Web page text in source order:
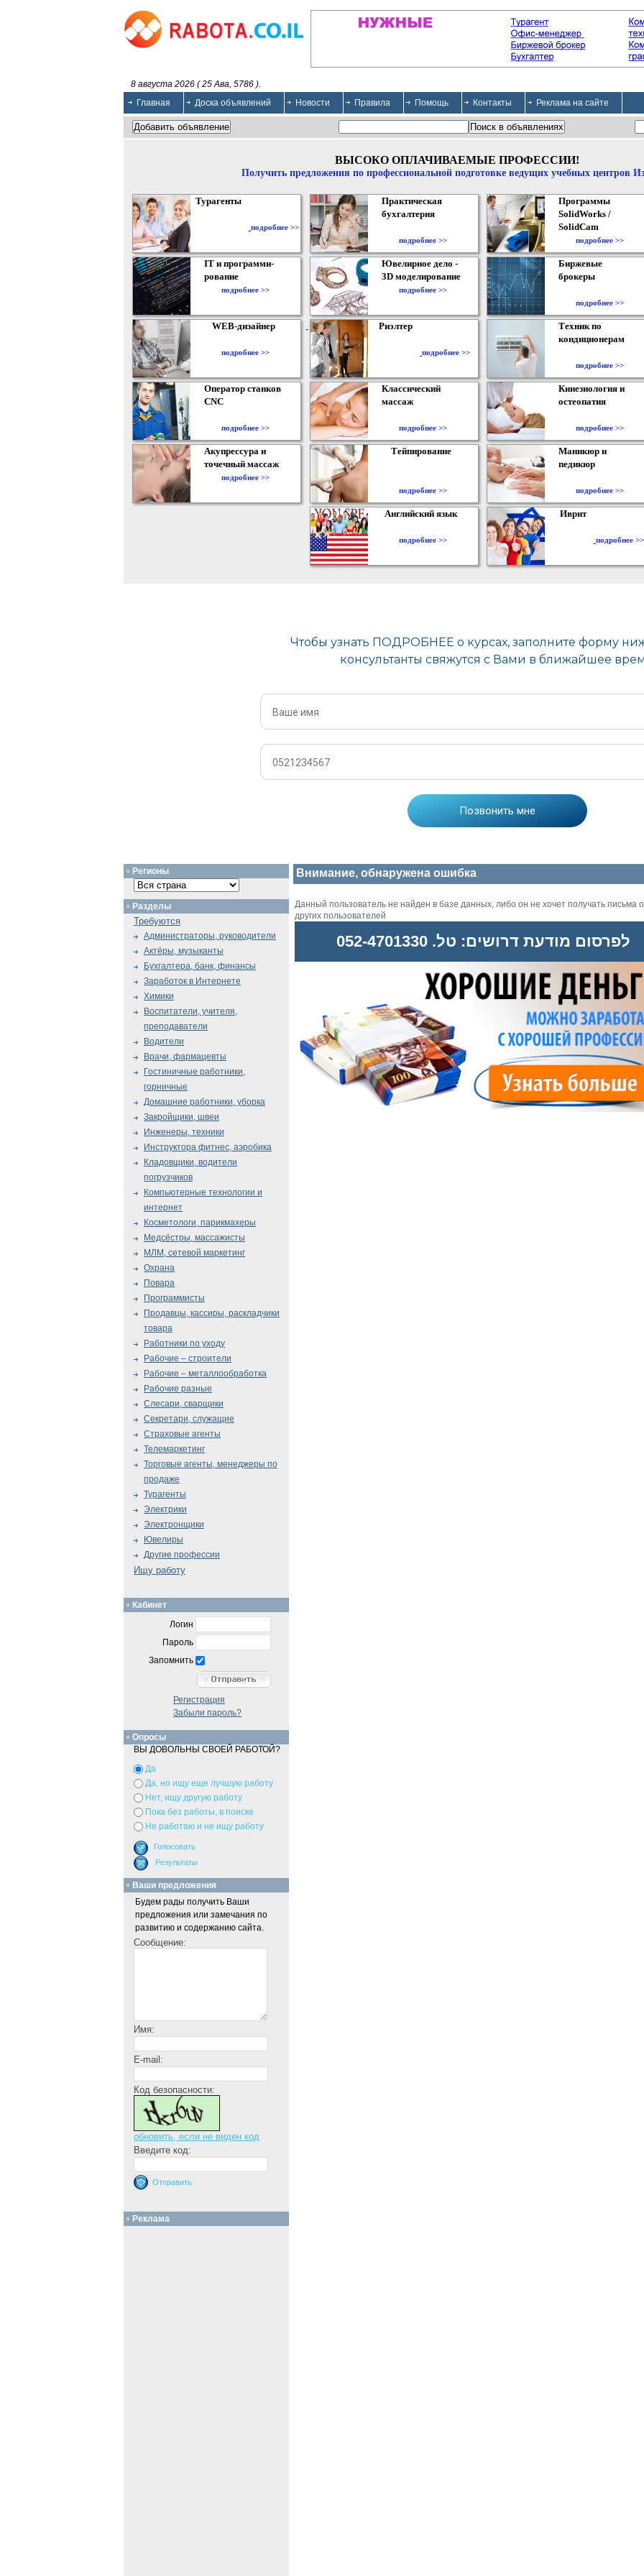
8 августа 2026 ( 25 Ава, 5786 ).
Главная
Доска объявлений Новости Правила Помощь Контакты Реклама на сайте
ВЫСОКО ОПЛАЧИВАЕМЫЕ ПРОФЕССИИ!
Получить предложения по профессиональной подготовке ведущих учебных центров
Турагенты
подробнее >>
Практическая
бухгалтерия
подробнее >>
Программы
SolidWorks /
SolidCam
подробнее >>
IT и программи-
рование
подробнее >>
Ювелирное дело -
3D моделирование
подробнее >>
Биржевые
брокеры
подробнее >>
WEB-дизайнер
подробнее >>
Риэлтер
подробнее >>
Техник по
кондиционерам
подробнее >>
Оператор станков
CNC
подробнее >>
Классический
массаж
подробнее >>
Кинезиология и
остеопатия
подробнее >>
Акупрессура и
точечный массаж
подробнее >>
Тейпирование
подробнее >>
Маникюр и
педикюр
подробнее >>
Английский язык
подробнее >>
Иврит
подробнее >>
Внимание, обнаружена ошибка
Данный пользователь не найден в базе данных, либо он не хочет получать письма
других пользователей
לפרסום מודעת דרושים: טל. 052-4701330
Регионы
Разделы
Требуются
Администраторы, руководители
Актёры, музыканты
Бухгалтера, банк, финансы
Заработок в Интернете
Химики
Воспитатели, учителя,
преподаватели
Водители
Врачи, фармацевты
Гостиничные работники,
горничные
Домашние работники, уборка
Закройщики, швеи
Инженеры, техники
Инструктора фитнес, аэробика
Кладовщики, водители
погрузчиков
Компьютерные технологии и
интернет
Косметологи, парикмахеры
Медсёстры, массажисты
МЛМ, сетевой маркетинг
Охрана
Повара
Программисты
Продавцы, кассиры, раскладчики
товара
Работники по уходу
Рабочие – строители
Рабочие – металлообработка
Рабочие разные
Слесари, сварщики
Секретари, служащие
Страховые агенты
Телемаркетинг
Торговые агенты, менеджеры по
продаже
Турагенты
Электрики
Электронщики
Ювелиры
Другие профессии
Ищу работу
Кабинет
Логин
Пароль
Запомнить
Регистрация
Забыли пароль?
Опросы
ВЫ ДОВОЛЬНЫ СВОЕЙ РАБОТОЙ?
Да
Да, но ищу еще лучшую работу
Нет, ищу другую работу
Пока без работы, в поиске
Не работаю и не ищу работу
Ваши предложения
Будем рады получить Ваши
предложения или замечания по
развитию и содержанию сайта.
Сообщение:
Имя:
E-mail:
Код безопасности:
обновить, если не виден код
Введите код:
Реклама